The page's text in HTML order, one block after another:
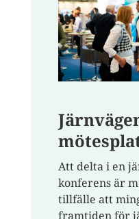
Att delta i en
konferens är
tillfälle att
framtiden för